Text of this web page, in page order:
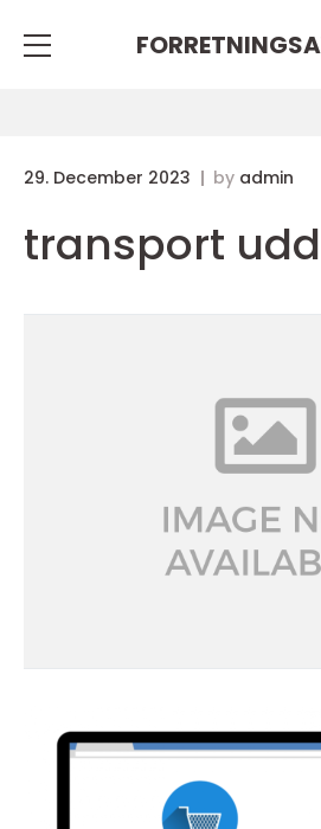
29. December 2023 by admin
transport